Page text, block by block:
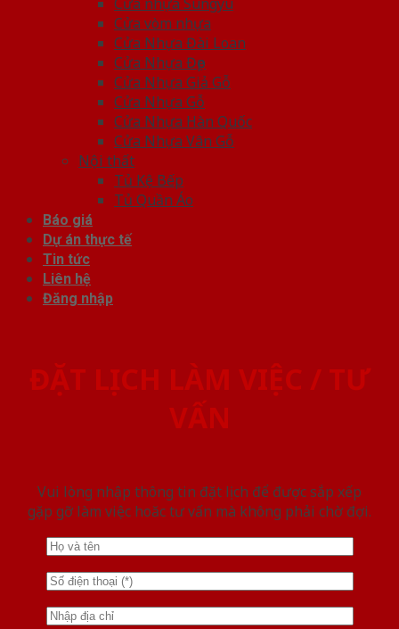
Cửa nhựa Sungyu
Cửa vòm nhựa
Cửa Nhựa Đài Loan
Cửa Nhựa Đẹp
Cửa Nhựa Giả Gỗ
Cửa Nhựa Gỗ
Cửa Nhựa Hàn Quốc
Cửa Nhựa Vân Gỗ
Nội thất
Tủ Kệ Bếp
Tủ Quần Áo
Báo giá
Dự án thực tế
Tin tức
Liên hệ
Đăng nhập
ĐẶT LỊCH LÀM VIỆC / TƯ
VẤN
Vui lòng nhập thông tin đặt lịch để được sắp xếp
gặp gỡ làm việc hoăc tư vấn mà không phải chờ đợi.